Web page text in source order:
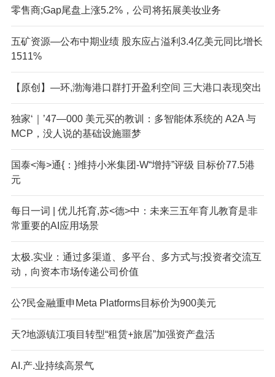
零售商;Gap尾盘上涨5.2%，公司将拓展美妆业务
五矿资源—公布中期业绩 股东应占溢利3.4亿美元同比增长
1511%
【原创】—环,渤海港口群打开盈利空间 三大港口表现突出
独家‘｜’47—000 美元买的教训：多智能体系统的 A2A 与
MCP，没人说的基础设施噩梦
国泰<海>通{：}维持小米集团-W“增持”评级 目标价77.5港
元
每日一词 | 优儿托育,苏<德>中：未来三五年育儿教育是非
常重要的AI应用场景
太极.实业：通过多渠道、多平台、多方式与;投资者交流互
动，向资本市场传递公司价值
公?民金融重申Meta Platforms目标价为900美元
天?地源镇江项目转型“租赁+旅居”加强资产盘活
AI.产.业持续高景气